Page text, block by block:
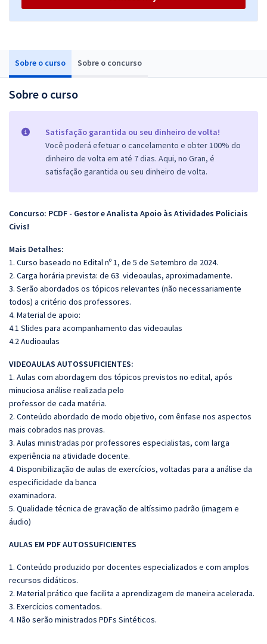
Sobre o curso Sobre o concurso
Sobre o curso
Satisfação garantida ou seu dinheiro de volta!
Você poderá efetuar o cancelamento e obter 100% do
dinheiro de volta em até 7 dias. Aqui, no Gran, é
satisfação garantida ou seu dinheiro de volta.
Concurso: PCDF - Gestor e Analista Apoio às Atividades Policiais
Civis!
Mais Detalhes:
1. Curso baseado no Edital nº 1, de 5 de Setembro de 2024.
2. Carga horária prevista: de 63 videoaulas, aproximadamente.
3. Serão abordados os tópicos relevantes (não necessariamente
todos) a critério dos professores.
4. Material de apoio:
4.1 Slides para acompanhamento das videoaulas
4.2 Audioaulas
VIDEOAULAS AUTOSSUFICIENTES:
1. Aulas com abordagem dos tópicos previstos no edital, após
minuciosa análise realizada pelo
professor de cada matéria.
2. Conteúdo abordado de modo objetivo, com ênfase nos aspectos
mais cobrados nas provas.
3. Aulas ministradas por professores especialistas, com larga
experiência na atividade docente.
4. Disponibilização de aulas de exercícios, voltadas para a análise da
especificidade da banca
examinadora.
5. Qualidade técnica de gravação de altíssimo padrão (imagem e
áudio)
AULAS EM PDF AUTOSSUFICIENTES
1. Conteúdo produzido por docentes especializados e com amplos
recursos didáticos.
2. Material prático que facilita a aprendizagem de maneira acelerada.
3. Exercícios comentados.
4. Não serão ministrados PDFs Sintéticos.